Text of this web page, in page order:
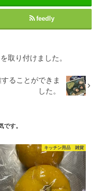
feedly
取り付けました。
ることができま
した。
です。
キッチン用品 雑貨